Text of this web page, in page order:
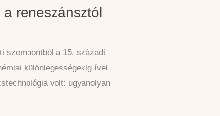
reneszánsztól
szempontból a 15. századi
különlegességekig ível.
volt: ugyanolyan